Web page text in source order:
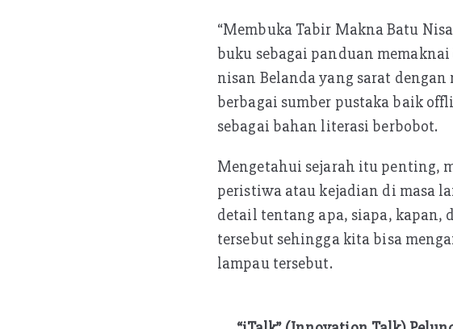
“Membuka Tabir Makna Batu
buku sebagai panduan
nisan Belanda yang sarat
berbagai sumber pustaka baik
sebagai bahan literasi berbobot.
Mengetahui sejarah itu penting,
peristiwa atau kejadian di masa
detail tentang apa, siapa, kapan,
tersebut sehingga kita bisa
lampau tersebut.